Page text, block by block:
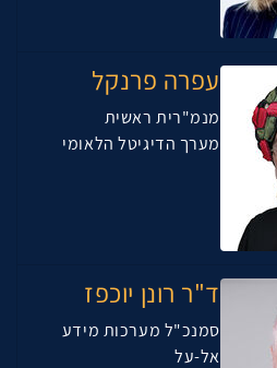
עפרה פרנקל
מנמ"רית ראשית
מערך הדיגיטל הלאומי
ד"ר רונן יוכפז
סמנכ"ל מערכות מידע
אל-על